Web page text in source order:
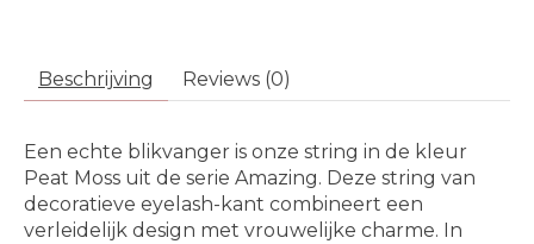
Beschrijving Reviews (0)
Een echte blikvanger is onze string in de kleur
Peat Moss uit de serie Amazing. Deze string van
decoratieve eyelash-kant combineert een
verleidelijk design met vrouwelijke charme. In